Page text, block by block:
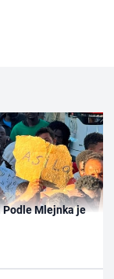
Podle Mlejnka je